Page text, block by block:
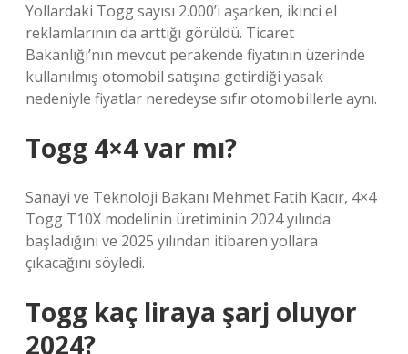
Yollardaki Togg sayısı 2.000’i aşarken, ikinci el
reklamlarının da arttığı görüldü. Ticaret
Bakanlığı’nın mevcut perakende fiyatının üzerinde
kullanılmış otomobil satışına getirdiği yasak
nedeniyle fiyatlar neredeyse sıfır otomobillerle aynı.
Togg 4×4 var mı?
Sanayi ve Teknoloji Bakanı Mehmet Fatih Kacır, 4×4
Togg T10X modelinin üretiminin 2024 yılında
başladığını ve 2025 yılından itibaren yollara
çıkacağını söyledi.
Togg kaç liraya şarj oluyor
2024?